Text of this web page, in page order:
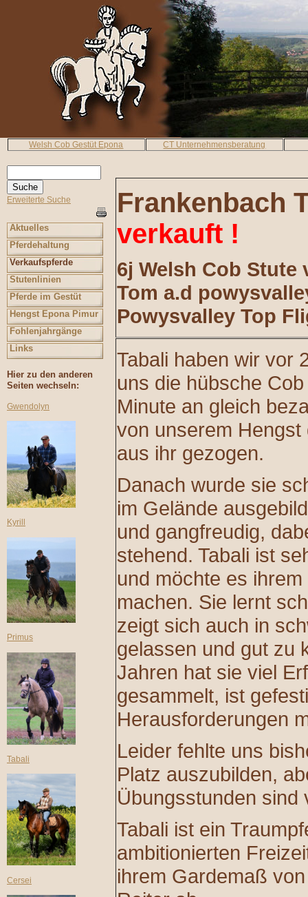
Welsh Cob Gestüt Epona CT Unternehmensberatung
Erweiterte Suche
Aktuelles
Pferdehaltung
Verkaufspferde
Stutenlinien
Pferde im Gestüt
Hengst Epona Pimur
Fohlenjahrgänge
Links
Hier zu den anderen
Seiten wechseln:
Gwendolyn
Kyrill
Primus
Tabali
Cersei
Frankenbach
verkauft !
6j Welsh Cob Stute
Tom a.d
Powysvalley Top
Tabali haben wir vor
uns die hübsche
Minute an gleich
von unserem
aus ihr gezogen.
Danach wurde sie
im Gelände
und gangfreudig,
stehend. Tabali ist
und möchte es
machen. Sie lernt
zeigt sich auch in
gelassen und gut zu
Jahren hat sie viel
gesammelt, ist
Herausforderungen
Leider fehlte uns
Platz auszubilden,
Übungsstunden sind
Tabali ist ein
ambitionierten
ihrem Gardemaß